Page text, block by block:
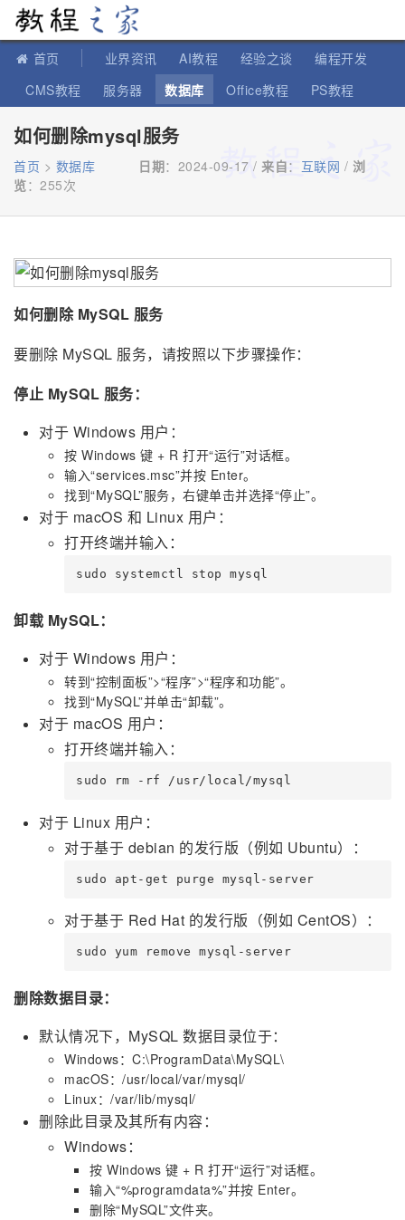
首页 业界资讯 AI教程 经验之谈
编程开发
CMS教程
服务器 数据库 Office教程
PS教程
如何删除mysql服务
首页 > 数据库 日期：2024-09-17 / 来自： 互联网 / 浏
览： 255次
如何删除 MySQL 服务
要删除 MySQL 服务，请按照以下步骤操作：
停止 MySQL 服务：
对于 Windows 用户：
按 Windows 键 + R 打开“运行”对话框。
输入“services.msc”并按 Enter。
找到“MySQL”服务，右键单击并选择“停止”。
对于 macOS 和 Linux 用户：
打开终端并输入：
sudo systemctl stop mysql
卸载 MySQL：
对于 Windows 用户：
转到“控制面板”>“程序”>“程序和功能”。
找到“MySQL”并单击“卸载”。
对于 macOS 用户：
打开终端并输入：
sudo rm -rf /usr/local/mysql
对于 Linux 用户：
对于基于 debian 的发行版（例如 Ubuntu）：
sudo apt-get purge mysql-server
对于基于 Red Hat 的发行版（例如 CentOS）：
sudo yum remove mysql-server
删除数据目录：
默认情况下，MySQL 数据目录位于：
Windows：C:\ProgramData\MySQL\
macOS：/usr/local/var/mysql/
Linux：/var/lib/mysql/
删除此目录及其所有内容：
Windows：
按 Windows 键 + R 打开“运行”对话框。
输入“%programdata%”并按 Enter。
删除“MySQL”文件夹。